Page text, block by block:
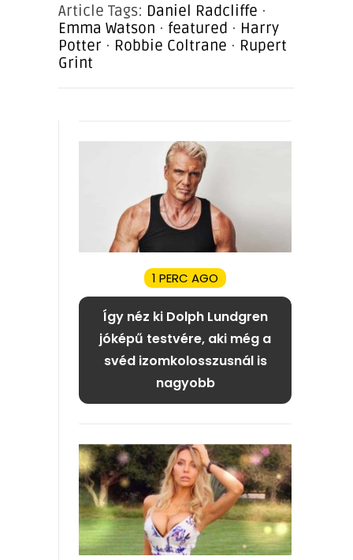
Article Tags: Daniel Radcliffe ·
Emma Watson · featured · Harry
Potter · Robbie Coltrane · Rupert
Grint
1 PERC AGO
Így néz ki Dolph Lundgren
jóképű testvére, aki még a
svéd izomkolosszusnál is
nagyobb